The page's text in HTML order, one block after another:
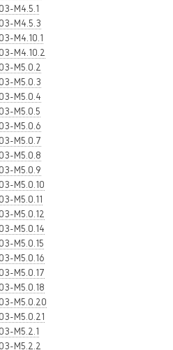
M4.5.1
M4.5.3
M4.10.1
M4.10.2
M5.0.2
M5.0.3
M5.0.4
M5.0.5
M5.0.6
M5.0.7
M5.0.8
M5.0.9
M5.0.10
M5.0.11
M5.0.12
M5.0.14
M5.0.15
M5.0.16
M5.0.17
M5.0.18
M5.0.20
M5.0.21
M5.2.1
M5.2.2